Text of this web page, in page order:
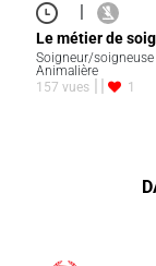
|
Le métier de
Soigneur/soigneuse
Animalière
157 vues
1